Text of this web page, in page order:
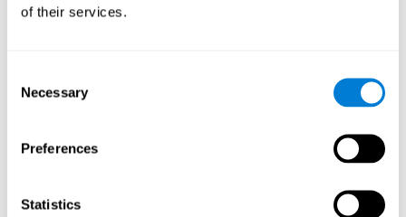
of their services.
Selection
Necessary
Preferences
Statistics
שונים ונפרדים של אירוע בשביל להיזכר בו מאוחר יותר כשלם.
הערכה זו אינה מאחבנת זיכרןו הקשרי בלבד, אלא גם עדכון, מתן שם,
האם אפשרי לגרות ולשפר זיכרון
הקשרי?